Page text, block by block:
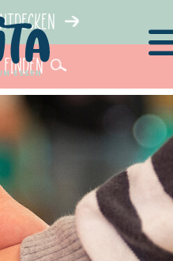
finden